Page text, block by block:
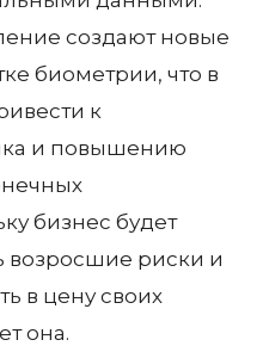
создают новые
биометрии, что в
к
и повышению
бизнес будет
возросшие риски и
в цену своих
она.